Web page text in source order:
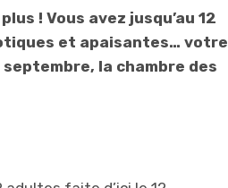
! Vous avez jusqu’au 12
et apaisantes… votre
la chambre des